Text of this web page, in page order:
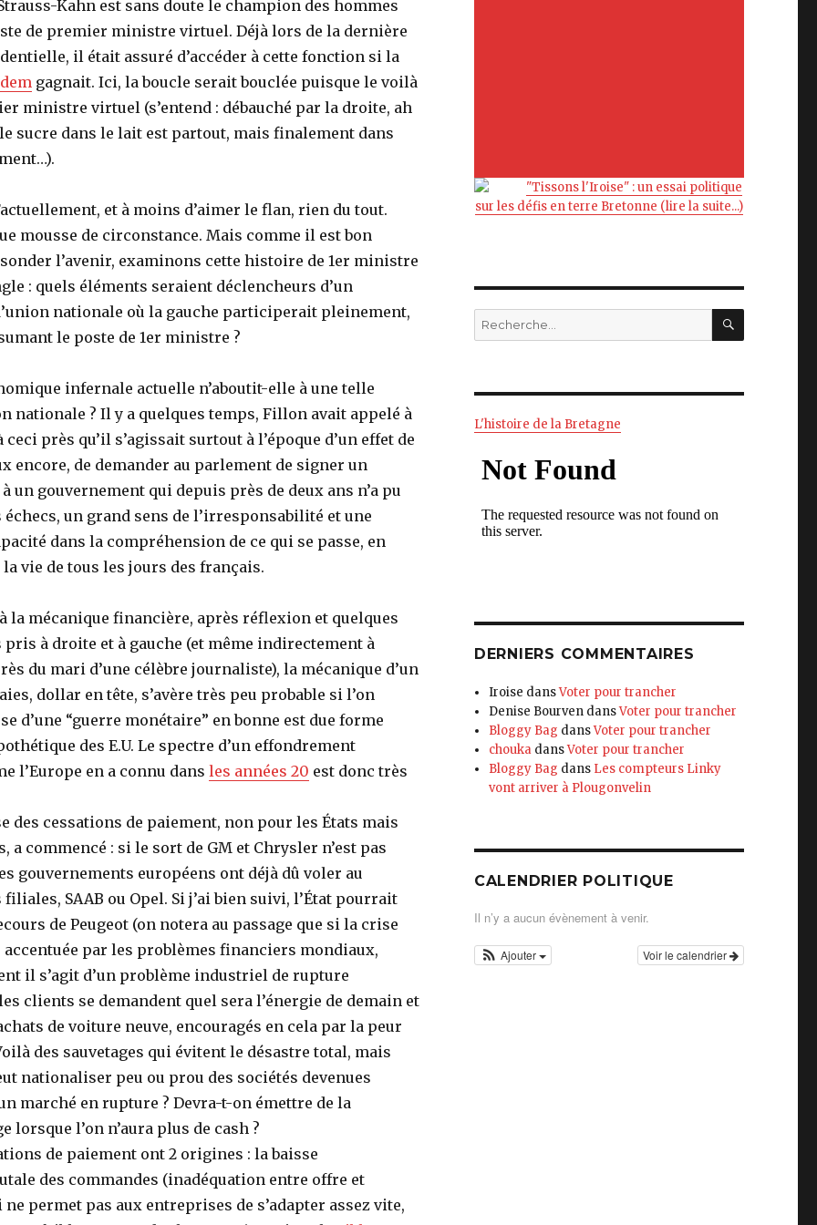
Kahn est sans doute le champion des hommes
de premier ministre virtuel. Déjà lors de la dernière
il était assuré d’accéder à cette fonction si la
gagnait. Ici, la boucle serait bouclée puisque le voilà
ministre virtuel (s’entend : débauché par la droite, ah
sucre dans le lait est partout, mais finalement dans
et à moins d’aimer le flan, rien du tout.
mousse de circonstance. Mais comme il est bon
l’avenir, examinons cette histoire de 1er ministre
: quels éléments seraient déclencheurs d’un
nationale où la gauche participerait pleinement,
le poste de 1er ministre ?
infernale actuelle n’aboutit-elle à une telle
nationale ? Il y a quelques temps, Fillon avait appelé à
près qu’il s’agissait surtout à l’époque d’un effet de
encore, de demander au parlement de signer un
un gouvernement qui depuis près de deux ans n’a pu
un grand sens de l’irresponsabilité et une
dans la compréhension de ce qui se passe, en
vie de tous les jours des français.
la mécanique financière, après réflexion et quelques
à droite et à gauche (et même indirectement à
du mari d’une célèbre journaliste), la mécanique d’un
dollar en tête, s’avère très peu probable si l’on
d’une “guerre monétaire” en bonne est due forme
des E.U. Le spectre d’un effondrement
l’Europe en a connu dans les années 20 est donc très
des cessations de paiement, non pour les États mais
a commencé : si le sort de GM et Chrysler n’est pas
gouvernements européens ont déjà dû voler au
SAAB ou Opel. Si j’ai bien suivi, l’État pourrait
de Peugeot (on notera au passage que si la crise
accentuée par les problèmes financiers mondiaux,
il s’agit d’un problème industriel de rupture
clients se demandent quel sera l’énergie de demain et
de voiture neuve, encouragés en cela par la peur
des sauvetages qui évitent le désastre total, mais
nationaliser peu ou prou des sociétés devenues
marché en rupture ? Devra-t-on émettre de la
lorsque l’on n’aura plus de cash ?
de paiement ont 2 origines : la baisse
des commandes (inadéquation entre offre et
ne permet pas aux entreprises de s’adapter assez vite,
"Tissons l'Iroise" : un essai politique
sur les défis en terre Bretonne (lire la suite...)
Recherche
pour
L'histoire de la Bretagne
DERNIERS COMMENTAIRES
Iroise dansVoter pour trancher
Denise Bourven dansVoter pour trancher
Bloggy Bag dansVoter pour trancher
chouka dansVoter pour trancher
Bloggy Bag dans Les compteurs Linky
vont arriver à Plougonvelin
CALENDRIER POLITIQUE
Il n’y a aucun évènement à venir.
Voir le calendrier
Ajouter